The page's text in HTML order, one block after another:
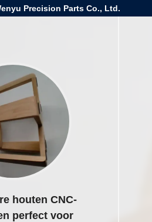
Precision Parts Co., Ltd.
houten CNC-
perfect voor